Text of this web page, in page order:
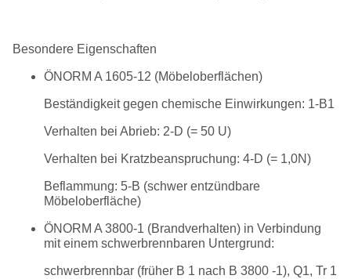
Besondere Eigenschaften
ÖNORM A 1605-12 (Möbeloberflächen)
Beständigkeit gegen chemische Einwirkungen: 1-B1
Verhalten bei Abrieb: 2-D (= 50 U)
Verhalten bei Kratzbeanspruchung: 4-D (= 1,0N)
Beflammung: 5-B (schwer entzündbare
Möbeloberfläche)
ÖNORM A 3800-1 (Brandverhalten) in Verbindung
mit einem schwerbrennbaren Untergrund:
schwerbrennbar (früher B 1 nach B 3800 -1), Q1, Tr 1